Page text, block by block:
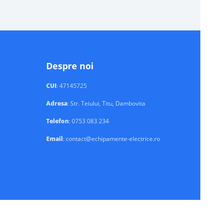
Despre noi
CUI: 47145725
Adresa: Str. Teiului, Titu, Dambovita
Telefon: 0753 083 234
Email: contact@echipamente-electrice.ro